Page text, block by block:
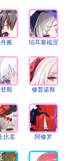
酱 珀耳塞福涅
斯 修普诺斯
比卖 阿修罗